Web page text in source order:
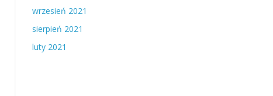
wrzesień 2021
sierpień 2021
luty 2021